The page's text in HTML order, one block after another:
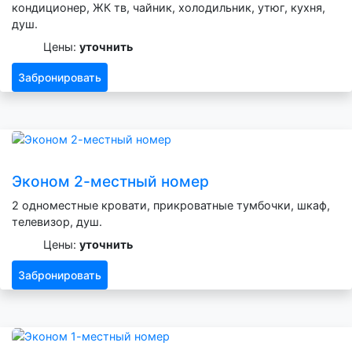
кондиционер, ЖК тв, чайник, холодильник, утюг, кухня,
душ.
Цены: уточнить
Забронировать
Эконом 2-местный номер
2 одноместные кровати, прикроватные тумбочки, шкаф,
телевизор, душ.
Цены: уточнить
Забронировать